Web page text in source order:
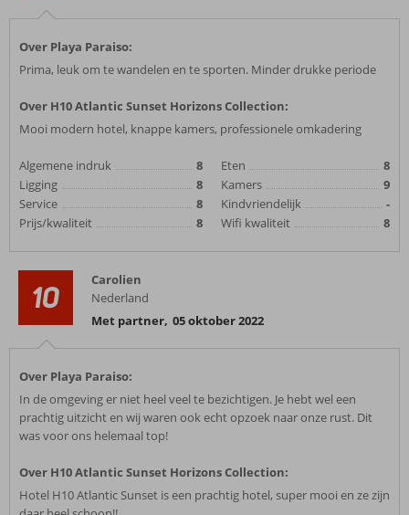
Over Playa Paraiso:
Prima, leuk om te wandelen en te sporten. Minder drukke periode
Over H10 Atlantic Sunset Horizons Collection:
Mooi modern hotel, knappe kamers, professionele omkadering
Algemene indruk
8
Ligging
8
Service
8
Prijs/kwaliteit
8
Eten
8
Kamers
9
Kindvriendelijk
-
Wifi kwaliteit
8
10
Carolien
Nederland
Met partner, 05 oktober 2022
Over Playa Paraiso:
In de omgeving er niet heel veel te bezichtigen. Je hebt wel een
prachtig uitzicht en wij waren ook echt opzoek naar onze rust. Dit
was voor ons helemaal top!
Over H10 Atlantic Sunset Horizons Collection:
Hotel H10 Atlantic Sunset is een prachtig hotel, super mooi en ze zijn